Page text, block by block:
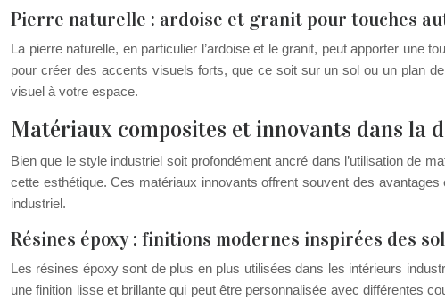
Pierre naturelle : ardoise et granit pour touches
La pierre naturelle, en particulier l’ardoise et le granit, peut apporter une
pour créer des accents visuels forts, que ce soit sur un sol ou un plan
visuel à votre espace.
Matériaux composites et innovants dans la
Bien que le style industriel soit profondément ancré dans l’utilisation de
cette esthétique. Ces matériaux innovants offrent souvent des
industriel.
Résines époxy : finitions modernes inspirées des
Les résines époxy sont de plus en plus utilisées dans les intérieurs
une finition lisse et brillante qui peut être personnalisée avec différentes